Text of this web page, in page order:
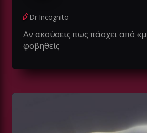
Dr Incognito
Αν ακούσεις πως πάσχει από
φοβηθείς